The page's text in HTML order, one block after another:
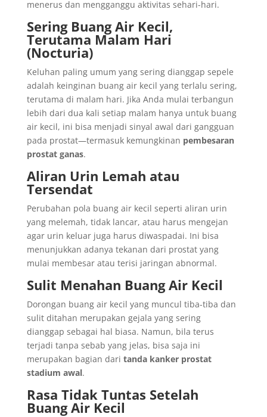
menerus dan mengganggu aktivitas sehari-hari.
Sering Buang Air Kecil,
Terutama Malam Hari
(Nocturia)
Keluhan paling umum yang sering dianggap sepele
adalah keinginan buang air kecil yang terlalu sering,
terutama di malam hari. Jika Anda mulai terbangun
lebih dari dua kali setiap malam hanya untuk buang
air kecil, ini bisa menjadi sinyal awal dari gangguan
pada prostat—termasuk kemungkinan pembesaran
prostat ganas.
Aliran Urin Lemah atau
Tersendat
Perubahan pola buang air kecil seperti aliran urin
yang melemah, tidak lancar, atau harus mengejan
agar urin keluar juga harus diwaspadai. Ini bisa
menunjukkan adanya tekanan dari prostat yang
mulai membesar atau terisi jaringan abnormal.
Sulit Menahan Buang Air Kecil
Dorongan buang air kecil yang muncul tiba-tiba dan
sulit ditahan merupakan gejala yang sering
dianggap sebagai hal biasa. Namun, bila terus
terjadi tanpa sebab yang jelas, bisa saja ini
merupakan bagian dari tanda kanker prostat
stadium awal.
Rasa Tidak Tuntas Setelah
Buang Air Kecil